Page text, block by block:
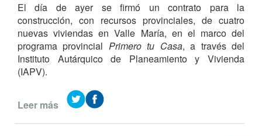
El día de ayer se firmó un contrato para la
construcción, con recursos provinciales, de cuatro
nuevas viviendas en Valle María, en el marco del
programa provincial Primero tu Casa, a través del
Instituto Autárquico de Planeamiento y Vivienda
(IAPV).
Leer más de